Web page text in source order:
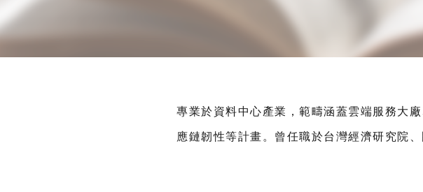
專業於資料中心產業，範疇涵蓋雲端服務大
應鏈韌性等計畫。曾任職於台灣經濟研究院